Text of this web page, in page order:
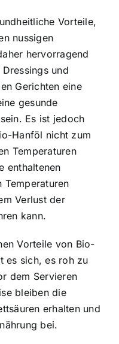
Vorteile,
nussigen
hervorragend
und
Gerichten eine
gesunde
Es ist jedoch
Hanföl nicht zum
Temperaturen
enthaltenen
Temperaturen
Verlust der
kann.
Vorteile von Bio-
es sich, es roh zu
dem Servieren
bleiben die
erhalten und
bei.